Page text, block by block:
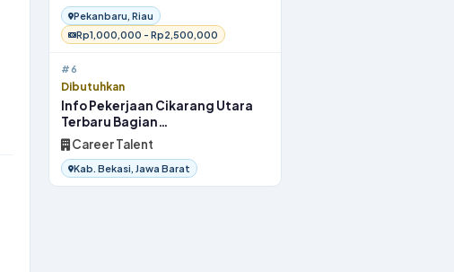
Pekanbaru, Riau
Rp1,000,000 - Rp2,500,000
#6
Dibutuhkan
Info Pekerjaan Cikarang Utara
Terbaru Bagian
OperatorProduksi 2026
Career Talent
Kab. Bekasi, Jawa Barat